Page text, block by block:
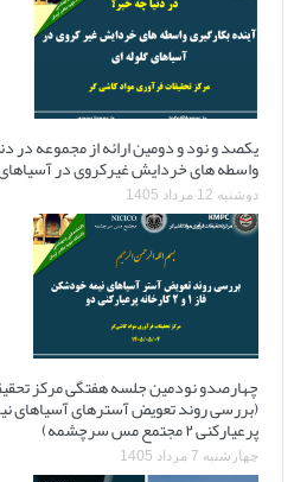
یکصد و نود و دومین ارائه از مجموعه در
واسطه های خردایش غیرکروی در آسیاهای
دوشنبه 12 مرداد 1405
چهارصدو نودمین جلسه هفتگی مرکز
پرعیارکنی ۲ مجتمع مس سرچشمه)
چهارشنبه 7 مرداد 1405